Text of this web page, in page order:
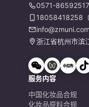
0571-86592517
18058418258（
info@zmuni.com
浙江省杭州市滨
服务内容
中国化妆品合规
化妆品原料合规